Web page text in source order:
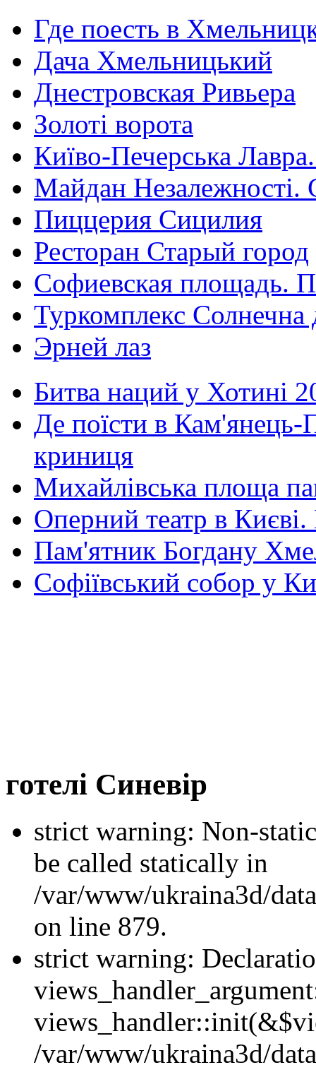
Где поесть в
Дача Хмельницький
Днестровская Ривьера
Золоті ворота
Київо-Печерська
Майдан Незалежності.
Пиццерия Сицилия
Ресторан Старый город
Софиевская площадь.
Туркомплекс Солнечна
Эрней лаз
Битва наций у Хотині
Де поїсти в Кам'янець-
криниця
Михайлівська площа
Оперний театр в
Пам'ятник Богдану
Софіївський собор у
готелі Синевір
strict warning: Non-
be called statically in
/var/www/ukraina3d/
on line 879.
strict warning:
/var/www/ukraina3d/